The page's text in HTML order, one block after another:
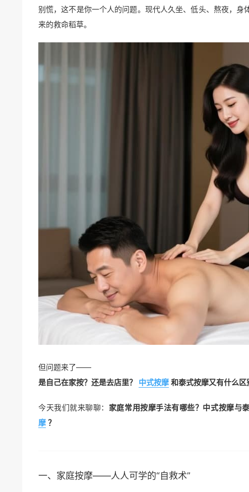
别慌，这不是你一个人的问题。现代人久坐、低头、熬夜，
来的救命稻草。
但问题来了——
是自己在家按？还是去店里？
中式按摩 和泰式按摩又有什么区
今天我们就来聊聊： 家庭常用按摩手法有哪些？中式按摩与
摩 ？
一、 家庭按摩——人人可学的“自救术”